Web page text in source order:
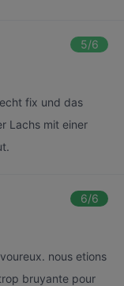
5/6
fix und das
Lachs mit einer
6/6
nous etions
bruyante pour